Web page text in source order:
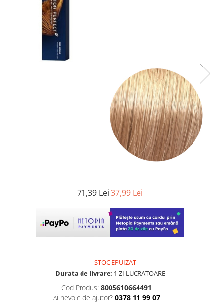
71,39 Lei37,99 Lei
STOC EPUIZAT
Durata de livrare: 1 ZI LUCRATOARE
Cod Produs: 8005610664491
Ai nevoie de ajutor? 0378 11 99 07